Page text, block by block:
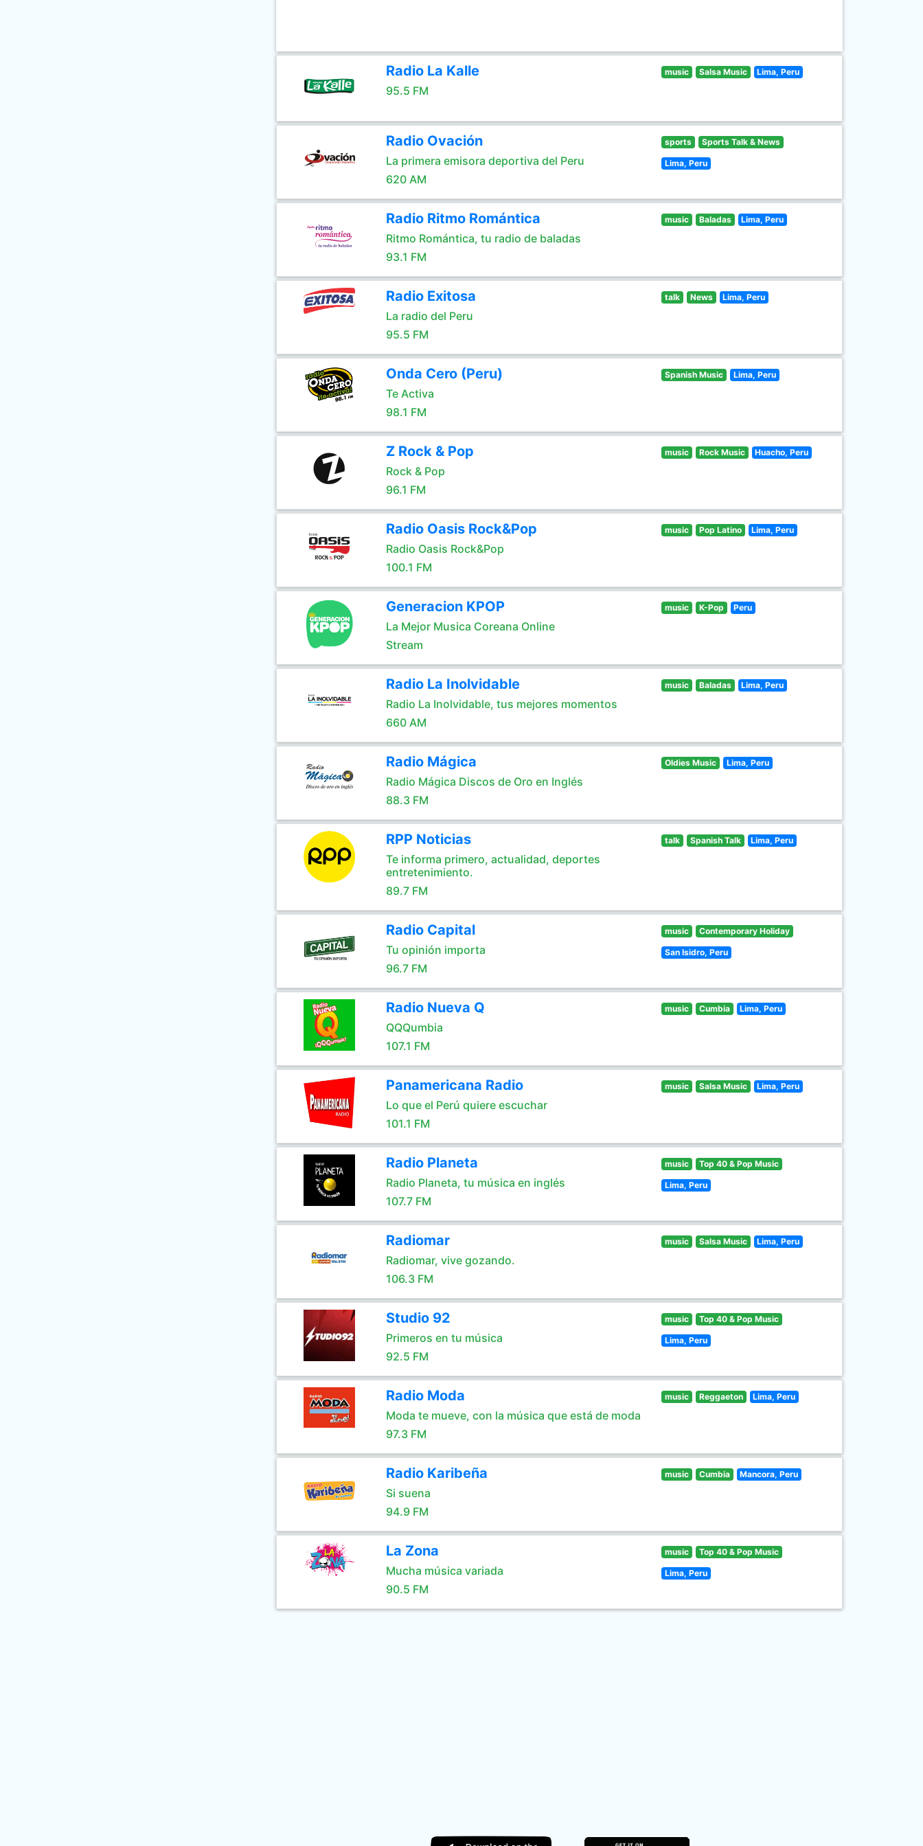
Radio La Kalle
95.5 FM
music Salsa Music Lima, Peru
Radio Ovación
La primera emisora deportiva del Peru
620 AM
sports Sports Talk & News
Lima, Peru
Radio Ritmo Romántica
Ritmo Romántica, tu radio de baladas
93.1 FM
music Baladas Lima, Peru
Radio Exitosa
La radio del Peru
95.5 FM
talk News Lima, Peru
Onda Cero (Peru)
Te Activa
98.1 FM
Spanish Music Lima, Peru
Z Rock & Pop
Rock & Pop
96.1 FM
music Rock Music Huacho, Peru
Radio Oasis Rock&Pop
Radio Oasis Rock&Pop
100.1 FM
music Pop Latino Lima, Peru
Generacion KPOP
La Mejor Musica Coreana Online
Stream
music K-Pop Peru
Radio La Inolvidable
Radio La Inolvidable, tus mejores momentos
660 AM
music Baladas Lima, Peru
Radio Mágica
Radio Mágica Discos de Oro en Inglés
88.3 FM
Oldies Music Lima, Peru
RPP Noticias
Te informa primero, actualidad, deportes
entretenimiento.
89.7 FM
talk Spanish Talk Lima, Peru
Radio Capital
Tu opinión importa
96.7 FM
music Contemporary Holiday
San Isidro, Peru
Radio Nueva Q
QQQumbia
107.1 FM
music Cumbia Lima, Peru
Panamericana Radio
Lo que el Perú quiere escuchar
101.1 FM
music Salsa Music Lima, Peru
Radio Planeta
Radio Planeta, tu música en inglés
107.7 FM
music Top 40 & Pop Music
Lima, Peru
Radiomar
Radiomar, vive gozando.
106.3 FM
music Salsa Music Lima, Peru
Studio 92
Primeros en tu música
92.5 FM
music Top 40 & Pop Music
Lima, Peru
Radio Moda
Moda te mueve, con la música que está de moda
97.3 FM
music Reggaeton Lima, Peru
Radio Karibeña
Si suena
94.9 FM
music Cumbia Mancora, Peru
La Zona
Mucha música variada
90.5 FM
music Top 40 & Pop Music
Lima, Peru